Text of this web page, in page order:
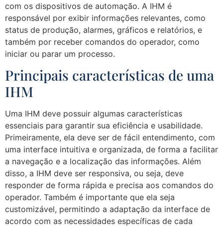
com os dispositivos de automação. A IHM é
responsável por exibir informações relevantes, como
status de produção, alarmes, gráficos e relatórios, e
também por receber comandos do operador, como
iniciar ou parar um processo.
Principais características de uma
IHM
Uma IHM deve possuir algumas características
essenciais para garantir sua eficiência e usabilidade.
Primeiramente, ela deve ser de fácil entendimento, com
uma interface intuitiva e organizada, de forma a facilitar
a navegação e a localização das informações. Além
disso, a IHM deve ser responsiva, ou seja, deve
responder de forma rápida e precisa aos comandos do
operador. Também é importante que ela seja
customizável, permitindo a adaptação da interface de
acordo com as necessidades específicas de cada